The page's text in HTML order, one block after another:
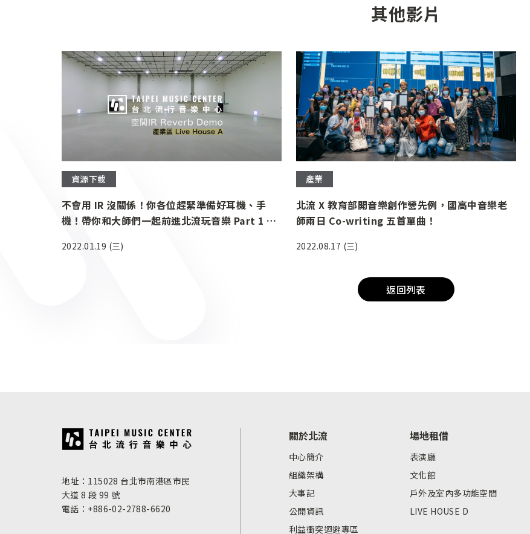
其他影片
資源下載
不會用 IR 沒關係！你各位趕緊準備好耳機、手
機！帶你和大師們一起前進北流玩音樂 Part 1 南
2022.01.19 (三)
產業
北流 X 教育部開音樂創作營先例，國高中音樂老
師兩日 Co-writing 五首單曲！
2022.08.17 (三)
返回列表
:::
地址：115028 台北市南港區市民
大道 8 段 99 號
電話：+886-02-2788-6620
關於北流
中心簡介
組織架構
大事記
公開資訊
利益衝突迴避專區
場地租借
表演廳
文化館
戶外及室內多功能空間
LIVE HOUSE D